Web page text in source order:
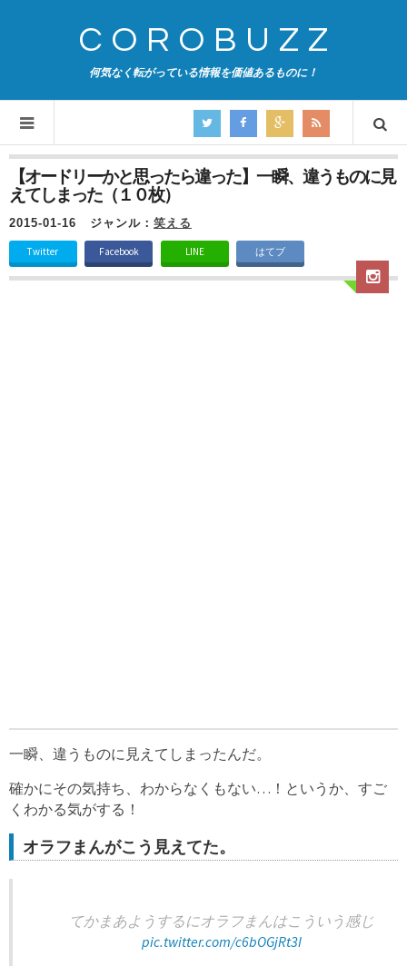
COROBUZZ
何気なく転がっている情報を価値あるものに！
【オードリーかと思ったら違った】一瞬、違うものに見
えてしまった（１０枚）
2015-01-16 ジャンル： 笑える
Twitter Facebook LINE はてブ
一瞬、違うものに見えてしまったんだ。
確かにその気持ち、わからなくもない…！というか、すご
くわかる気がする！
オラフまんがこう見えてた。
てかまあようするにオラフまんはこういう感じ
pic.twitter.com/c6bOGjRt3I